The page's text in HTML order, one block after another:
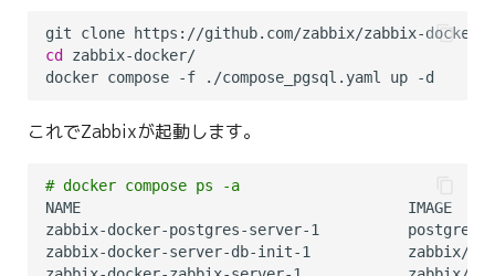
git clone https://github.com/zabbix/zabbix-
cd
zabbix-docker/
これでZabbixが起動します。
# docker compose ps -a
NAME                                     IMAGE
zabbix-docker-postgres-
zabbix-docker-server-db-init-1